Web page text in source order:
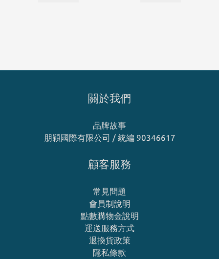
關於我們
品牌故事
朋穎國際有限公司 / 統編 90346617
顧客服務
常見問題
會員制說明
點數購物金說明
運送服務方式
退換貨政策
隱私條款